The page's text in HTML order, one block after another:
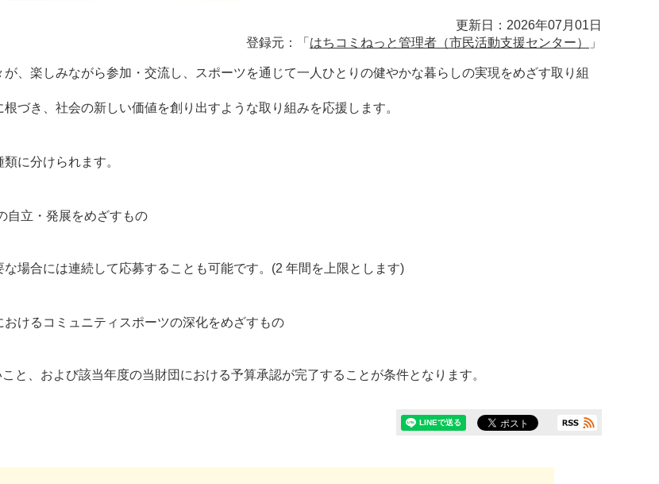
更新日：2026年07月01日
登録元：「 はちコミねっと管理者（市民活動支援センター） 」
、楽しみながら参加・交流し、スポーツを通じて一人ひとりの健やかな暮らしの実現をめざす取り組
づき、社会の新しい価値を創り出すような取り組みを応援します。
に分けられます。
自立・発展をめざすもの
場合には連続して応募することも可能です。(2 年間を上限とします)
けるコミュニティスポーツの深化をめざすもの
と、および該当年度の当財団における予算承認が完了することが条件となります。